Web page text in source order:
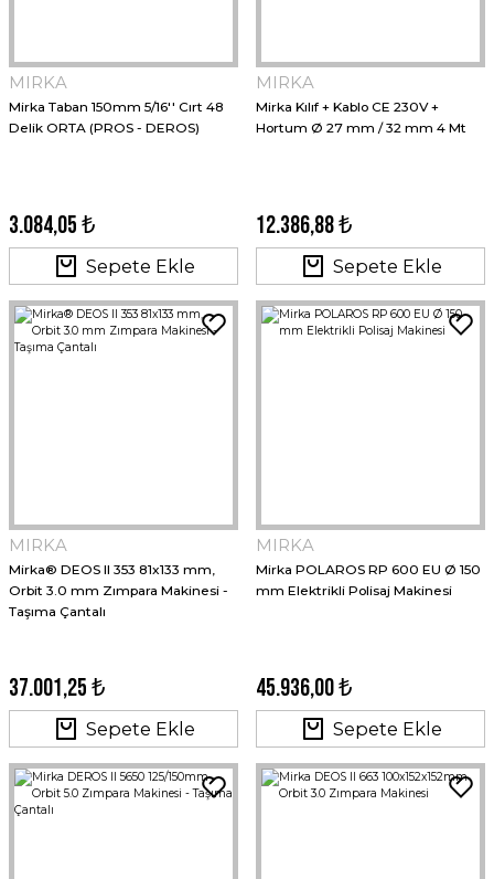
MIRKA
Mirka Taban 150mm 5/16'' Cırt 48
Delik ORTA (PROS - DEROS)
3.084,05 ₺
Sepete Ekle
MIRKA
Mirka Kılıf + Kablo CE 230V +
Hortum Ø 27 mm / 32 mm 4 Mt
12.386,88 ₺
Sepete Ekle
MIRKA
Mirka® DEOS II 353 81x133 mm,
Orbit 3.0 mm Zımpara Makinesi -
Taşıma Çantalı
37.001,25 ₺
Sepete Ekle
MIRKA
Mirka POLAROS RP 600 EU Ø 150
mm Elektrikli Polisaj Makinesi
45.936,00 ₺
Sepete Ekle